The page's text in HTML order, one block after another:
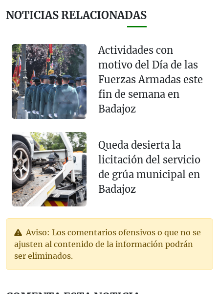
NOTICIAS RELACIONADAS
Actividades con
motivo del Día de las
Fuerzas Armadas este
fin de semana en
Badajoz
Queda desierta la
licitación del servicio
de grúa municipal en
Badajoz
Aviso: Los comentarios ofensivos o que no se
ajusten al contenido de la información podrán
ser eliminados.